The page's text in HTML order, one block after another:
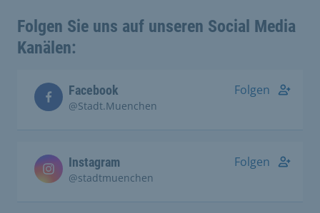
Folgen Sie uns auf unseren Social Media
Kanälen:
Facebook
@Stadt.Muenchen
Folgen
Instagram
@stadtmuenchen
Folgen